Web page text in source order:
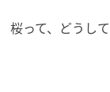
桜って、どうし